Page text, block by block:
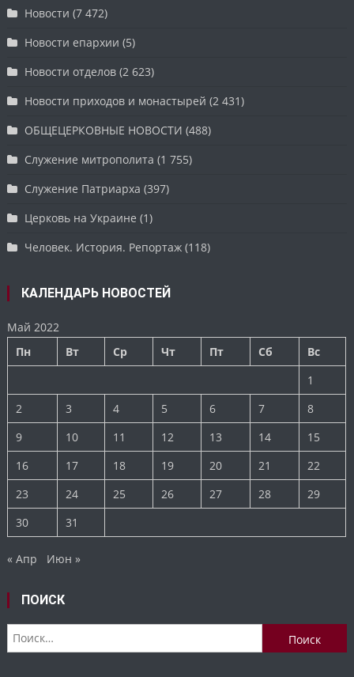
Новости (7 472)
Новости епархии (5)
Новости отделов (2 623)
Новости приходов и монастырей (2 431)
ОБЩЕЦЕРКОВНЫЕ НОВОСТИ (488)
Служение митрополита (1 755)
Служение Патриарха (397)
Церковь на Украине (1)
Человек. История. Репортаж (118)
КАЛЕНДАРЬ НОВОСТЕЙ
Май 2022
Пн
Вт Ср Чт Пт Сб
Вс
1
2
3 4 5 6 7
8
9
10 11 12 13 14
15
16
17 18 19 20 21
22
23
24 25 26 27 28
29
30
31
« Апр Июн »
ПОИСК
Найти: